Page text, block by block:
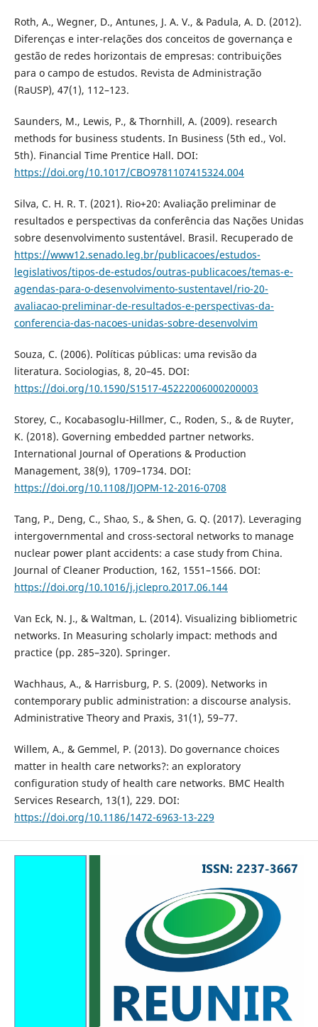
Roth, A., Wegner, D., Antunes, J. A. V., & Padula, A. D. (2012).
Diferenças e inter-relações dos conceitos de governança e
gestão de redes horizontais de empresas: contribuições
para o campo de estudos. Revista de Administração
(RaUSP), 47(1), 112–123.
Saunders, M., Lewis, P., & Thornhill, A. (2009). research
methods for business students. In Business (5th ed., Vol.
5th). Financial Time Prentice Hall. DOI:
https://doi.org/10.1017/CBO9781107415324.004
Silva, C. H. R. T. (2021). Rio+20: Avaliação preliminar de
resultados e perspectivas da conferência das Nações Unidas
sobre desenvolvimento sustentável. Brasil. Recuperado de
https://www12.senado.leg.br/publicacoes/estudos-
legislativos/tipos-de-estudos/outras-publicacoes/temas-e-
agendas-para-o-desenvolvimento-sustentavel/rio-20-
avaliacao-preliminar-de-resultados-e-perspectivas-da-
conferencia-das-nacoes-unidas-sobre-desenvolvim
Souza, C. (2006). Políticas públicas: uma revisão da
literatura. Sociologias, 8, 20–45. DOI:
https://doi.org/10.1590/S1517-45222006000200003
Storey, C., Kocabasoglu-Hillmer, C., Roden, S., & de Ruyter,
K. (2018). Governing embedded partner networks.
International Journal of Operations & Production
Management, 38(9), 1709–1734. DOI:
https://doi.org/10.1108/IJOPM-12-2016-0708
Tang, P., Deng, C., Shao, S., & Shen, G. Q. (2017). Leveraging
intergovernmental and cross-sectoral networks to manage
nuclear power plant accidents: a case study from China.
Journal of Cleaner Production, 162, 1551–1566. DOI:
https://doi.org/10.1016/j.jclepro.2017.06.144
Van Eck, N. J., & Waltman, L. (2014). Visualizing bibliometric
networks. In Measuring scholarly impact: methods and
practice (pp. 285–320). Springer.
Wachhaus, A., & Harrisburg, P. S. (2009). Networks in
contemporary public administration: a discourse analysis.
Administrative Theory and Praxis, 31(1), 59–77.
Willem, A., & Gemmel, P. (2013). Do governance choices
matter in health care networks?: an exploratory
configuration study of health care networks. BMC Health
Services Research, 13(1), 229. DOI:
https://doi.org/10.1186/1472-6963-13-229